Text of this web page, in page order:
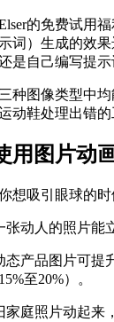
的免费试用
词）生成的效
是自己编写提
种图像类型中
动鞋处理出错的
用图片动
想吸引眼球的时
动人的照片能
态产品图片可提
至20%）。
家庭照片动起来